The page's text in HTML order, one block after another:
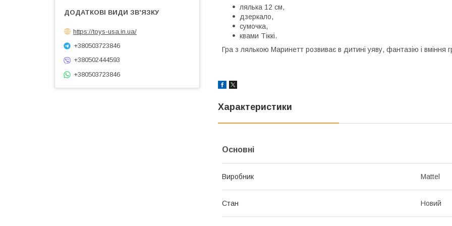
лялька 12 см,
дзеркало,
сумочка,
квами Тіккі.
Гра з лялькою Маринетт розвиває в дитині уяву, фантазію і вміння
Характеристики
Основні
Виробник Mattel
Стан Новий
https://toys-usa.in.ua/
+380503723846
+380502444593
+380503723846